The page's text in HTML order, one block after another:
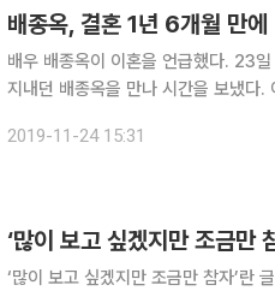
배우 배종옥이 이혼을 언급했다. 23일 방송된 MBC ‘전지적 참견 시점’에서는 이영자가 평소 알고
지내던 배종옥을 만나 시간을 보냈다. 이날 배종옥은 “나는 31살에 애를 낳고 바로 이혼했다. 사실
나이로 항공사 파일럿인 전 남편과 결
2019-11-24 15:31
‘많이 보고 싶겠지만 조금만 참자’란 글귀가 들어간 시